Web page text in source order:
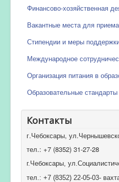
Финансово-хозяйственная
Вакантные места для
Стипендии и меры
Международное
Организация питания в
Образовательные
Контакты
г.Чебоксары,
тел.: +7 (8352) 31-27-28
г.Чебоксары,
тел.: +7 (8352) 22-05-03-